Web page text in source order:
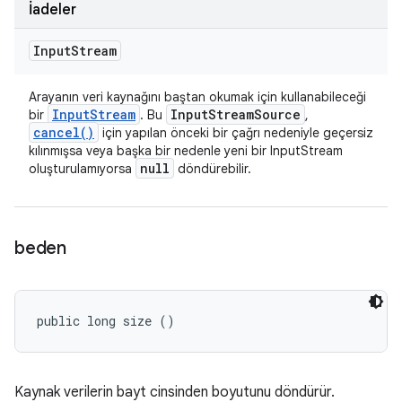
İadeler
InputStream
Arayanın veri kaynağını baştan okumak için kullanabileceği
bir InputStream . Bu InputStreamSource ,
cancel( )
için yapılan önceki bir çağrı nedeniyle geçersiz
kılınmışsa veya başka bir nedenle yeni bir InputStream
oluşturulamıyorsa
null döndürebilir.
beden
public long size ()
Kaynak verilerin bayt cinsinden boyutunu döndürür.